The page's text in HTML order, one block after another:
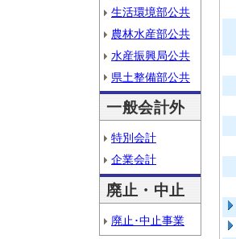
生活環境部公共
農林水産部公共
水産振興局公共
県土整備部公共
一般会計外
特別会計
企業会計
廃止・中止
廃止･中止事業